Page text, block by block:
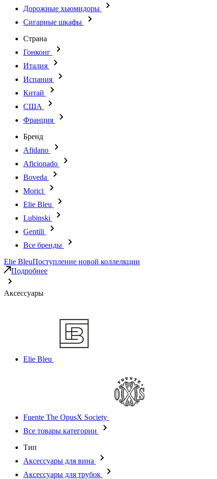
Дорожные хьюмидоры
Сигарные шкафы
Страна
Гонконг
Италия
Испания
Китай
США
Франция
Бренд
Afidano
Aficionado
Boveda
Morici
Elie Bleu
Lubinski
Gentili
Все бренды
Elie BleuПоступление новой коллелкции
Подробнее
Аксессуары
Elie Bleu
Fuente The OpusX Society
Все товары категории
Тип
Аксессуары для вина
Аксессуары для трубок